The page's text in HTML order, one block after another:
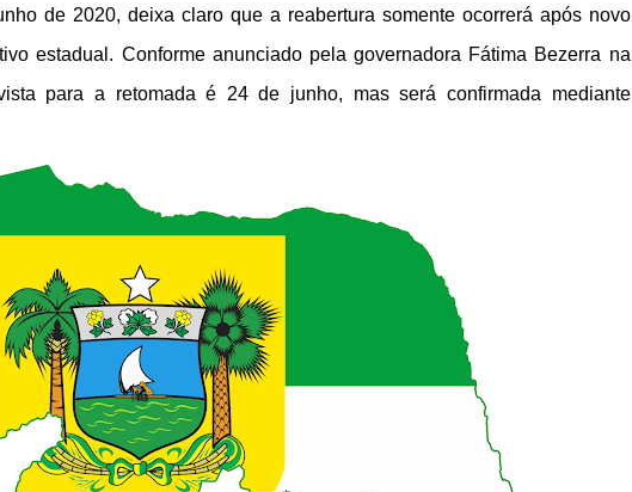
de 2020, deixa claro que a reabertura somente ocorrerá após novo
estadual. Conforme anunciado pela governadora Fátima Bezerra na
para a retomada é 24 de junho, mas será confirmada mediante